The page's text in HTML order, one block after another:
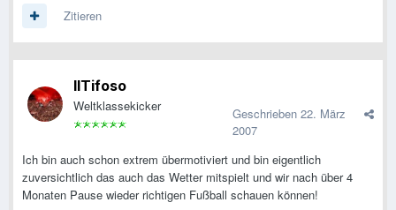
Zitieren
IlTifoso
Weltklassekicker Geschrieben 22. März
2007
Ich bin auch schon extrem übermotiviert und bin eigentlich
zuversichtlich das auch das Wetter mitspielt und wir nach über 4
Monaten Pause wieder richtigen Fußball schauen können!